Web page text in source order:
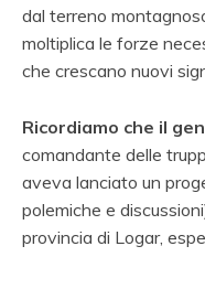
dal terreno
moltiplica le forze
che crescano nuovi
Ricordiamo che il
comandante delle
aveva lanciato un
polemiche e
provincia di Logar,